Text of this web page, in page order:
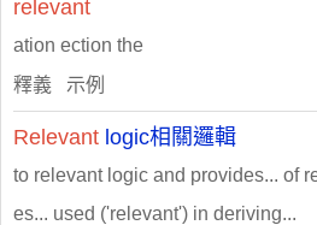
relevant
ation ection the
釋義 示例
Relevant logic相關邏輯
to relevant logic and provides... of
es... used ('relevant') in deriving...